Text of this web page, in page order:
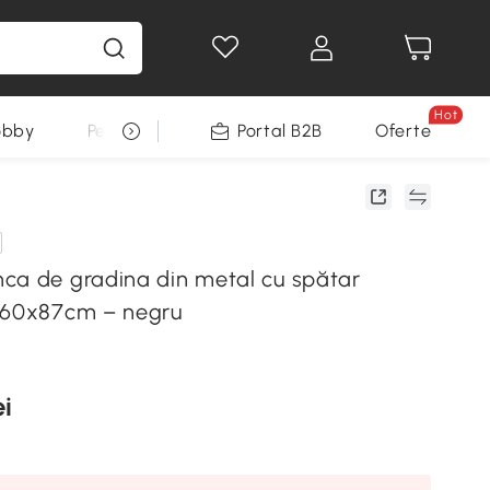
Pentru animale Decoratiuni Sarbatori
Portal B2B Oferte
Hot
de gradina din metal cu spătar
– negru